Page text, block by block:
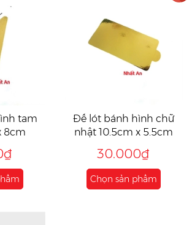
tam
8cm
Đế lót bánh hình chữ
nhật 10.5cm x 5.5cm
30.000₫
Chọn sản phẩm